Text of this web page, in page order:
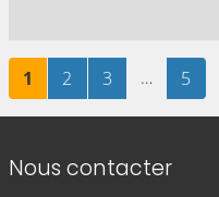
Page
1 sur 5Page
2 sur 5Page
3sur 5
… Page
5
Informations de
Nous contacter